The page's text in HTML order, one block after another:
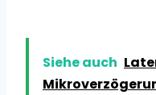
Siehe auch